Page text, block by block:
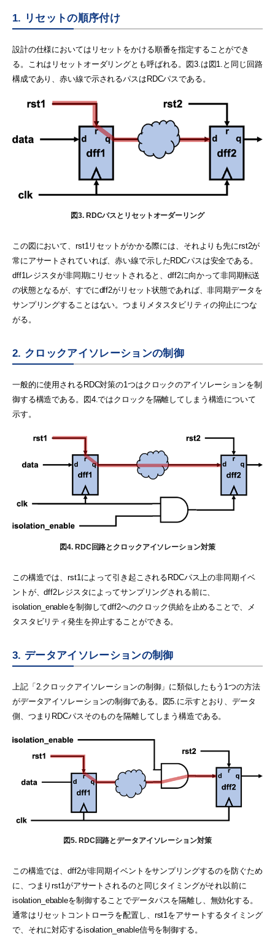
1. リセットの順序付け
設計の仕様においてはリセットをかける順番を指定することができ
る。これはリセットオーダリングとも呼ばれる。図3.は図1.と同じ回路
構成であり、赤い線で示されるパスはRDCパスである。
図3. RDCパスとリセットオーダーリング
この図において、rst1リセットがかかる際には、それよりも先にrst2が
常にアサートされていれば、赤い線で示したRDCパスは安全である。
dff1レジスタが非同期にリセットされると、dff2に向かって非同期転送
の状態となるが、すでにdff2がリセット状態であれば、非同期データを
サンプリングすることはない。つまりメタスタビリティの抑止につな
がる。
2. クロックアイソレーションの制御
一般的に使用されるRDC対策の1つはクロックのアイソレーションを制
御する構造である。図4.ではクロックを隔離してしまう構造について
示す。
図4. RDC回路とクロックアイソレーション対策
この構造では、rst1によって引き起こされるRDCパス上の非同期イベ
ントが、dff2レジスタによってサンプリングされる前に、
isolation_enableを制御してdff2へのクロック供給を止めることで、メ
タスタビリティ発生を抑止することができる。
3. データアイソレーションの制御
上記「2.クロックアイソレーションの制御」に類似したもう1つの方法
がデータアイソレーションの制御である。図5.に示すとおり、データ
側、つまりRDCパスそのものを隔離してしまう構造である。
図5. RDC回路とデータアイソレーション対策
この構造では、dff2が非同期イベントをサンプリングするのを防ぐため
に、つまりrst1がアサートされるのと同じタイミングがそれ以前に
isolation_ebableを制御することでデータパスを隔離し、無効化する。
通常はリセットコントローラを配置し、rst1をアサートするタイミング
で、それに対応するisolation_enable信号を制御する。